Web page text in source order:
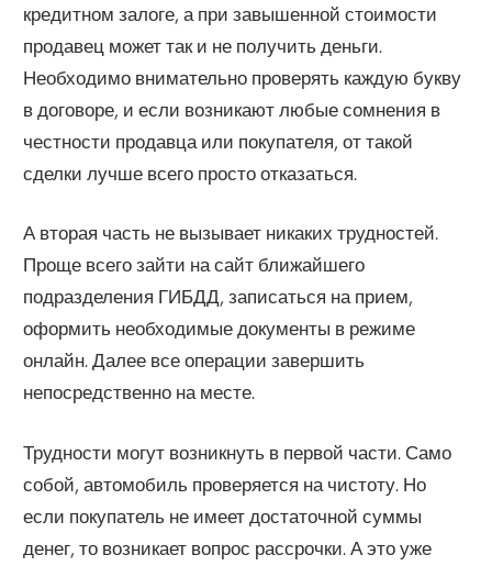
кредитном залоге, а при завышенной стоимости
продавец может так и не получить деньги.
Необходимо внимательно проверять каждую букву
в договоре, и если возникают любые сомнения в
честности продавца или покупателя, от такой
сделки лучше всего просто отказаться.
А вторая часть не вызывает никаких трудностей.
Проще всего зайти на сайт ближайшего
подразделения ГИБДД, записаться на прием,
оформить необходимые документы в режиме
онлайн. Далее все операции завершить
непосредственно на месте.
Трудности могут возникнуть в первой части. Само
собой, автомобиль проверяется на чистоту. Но
если покупатель не имеет достаточной суммы
денег, то возникает вопрос рассрочки. А это уже